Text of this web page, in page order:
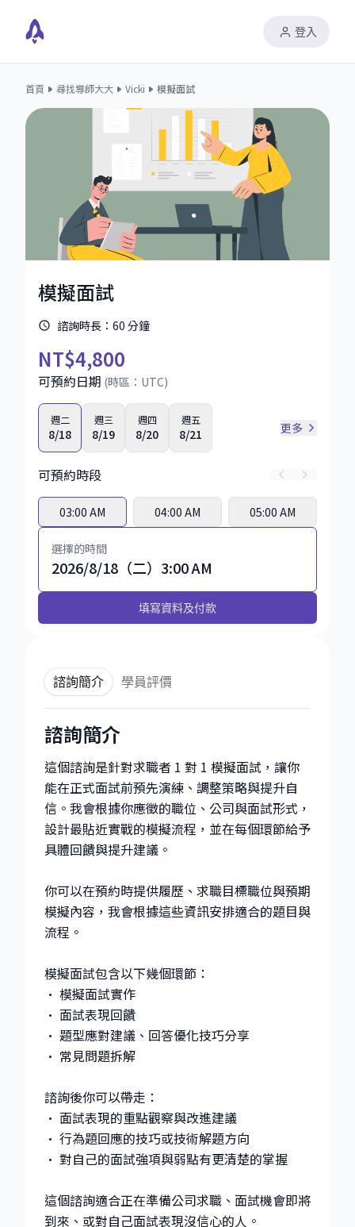
登入
首頁 尋找導師大大 Vicki 模擬面試
模擬面試
諮詢時長： 60 分鐘
NT$4,800
可預約日期 (時區： UTC)
週二
8/18
週三
8/19
週四
8/20
週五
8/21 更多
可預約時段
03:00 AM 04:00 AM 05:00 AM
選擇的時間
2026/8/18（二）3:00 AM
填寫資料及付款
諮詢簡介 學員評價
諮詢簡介
這個諮詢是針對求職者 1 對 1 模擬面試，讓你
能在正式面試前預先演練、調整策略與提升自
信。我會根據你應徵的職位、公司與面試形式，
設計最貼近實戰的模擬流程，並在每個環節給予
具體回饋與提升建議。
你可以在預約時提供履歷、求職目標職位與預期
模擬內容，我會根據這些資訊安排適合的題目與
流程。
模擬面試包含以下幾個環節：
• 模擬面試實作
• 面試表現回饋
• 題型應對建議、回答優化技巧分享
• 常見問題拆解
諮詢後你可以帶走：
• 面試表現的重點觀察與改進建議
• 行為題回應的技巧或技術解題方向
• 對自己的面試強項與弱點有更清楚的掌握
這個諮詢適合正在準備公司求職、面試機會即將